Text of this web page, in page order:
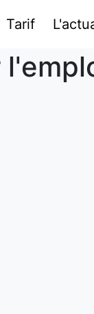
Tarif